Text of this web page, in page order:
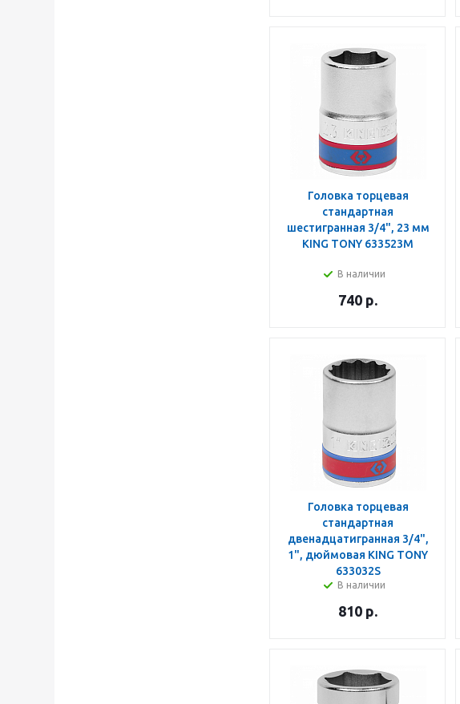
Головка торцевая
стандартная
шестигранная 3/4", 23 мм
KING TONY 633523M
В наличии
740 р.
Головка торцевая
стандартная
двенадцатигранная 3/4",
1", дюймовая KING TONY
633032S
В наличии
810 р.